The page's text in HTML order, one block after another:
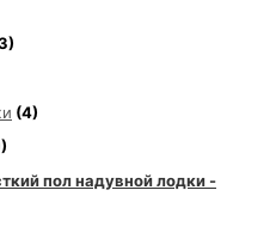
(4)
пол надувной лодки -